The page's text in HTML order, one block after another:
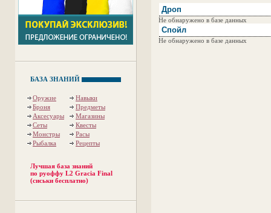
БАЗА ЗНАНИЙ
Оружие
Навыки
Броня
Предметы
Аксесуары
Магазины
Сеты
Квесты
Монстры
Расы
Рыбалка
Рецепты
Лучшая база знаний
по руоффу L2 Gracia Final
(сиськи бесплатно)
Дроп
Не обнаружено в базе данных
Спойл
Не обнаружено в базе данных